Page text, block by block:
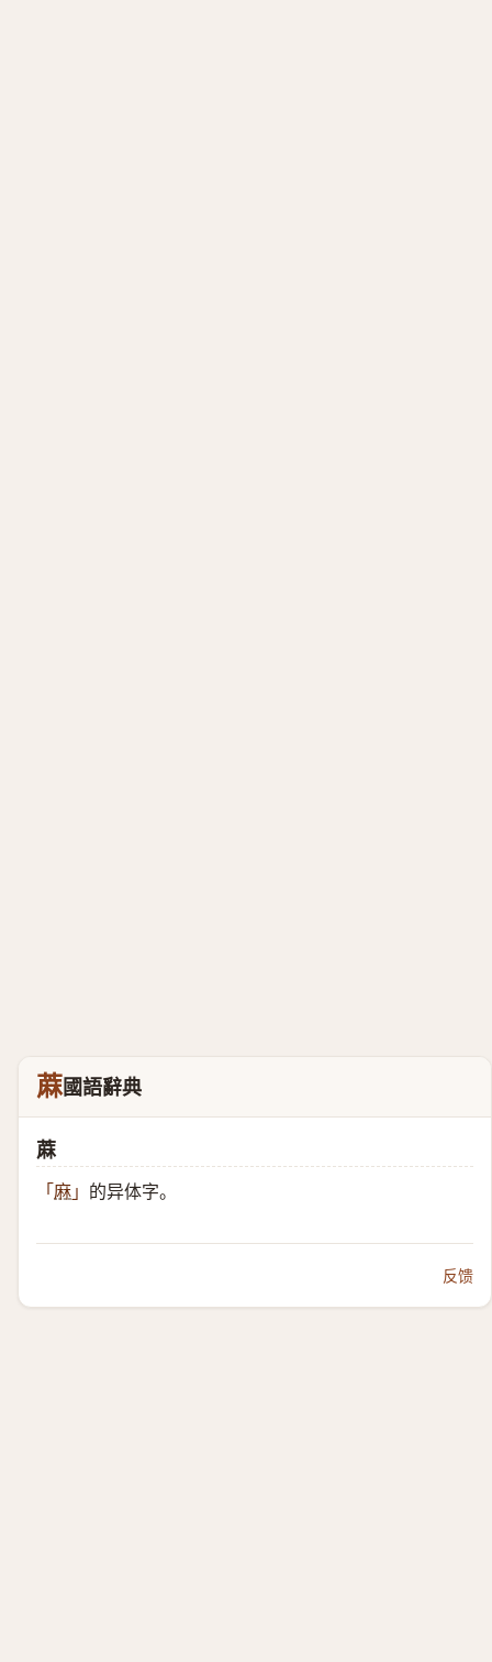
蔴國語辭典
蔴
「 麻 」 的异体字。
反馈